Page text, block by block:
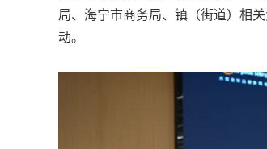
局、海宁市商务局、镇（街道）相
动。